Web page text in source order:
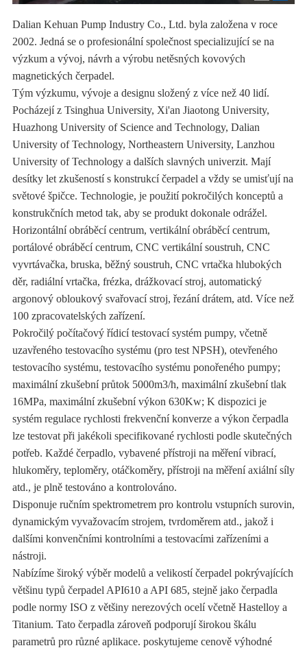
Dalian Kehuan Pump Industry Co., Ltd. byla založena v roce
2002. Jedná se o profesionální společnost specializující se na
výzkum a vývoj, návrh a výrobu netěsných kovových
magnetických čerpadel.
Tým výzkumu, vývoje a designu složený z více než 40 lidí.
Pocházejí z Tsinghua University, Xi'an Jiaotong University,
Huazhong University of Science and Technology, Dalian
University of Technology, Northeastern University, Lanzhou
University of Technology a dalších slavných univerzit. Mají
desítky let zkušeností s konstrukcí čerpadel a vždy se umisťují na
světové špičce. Technologie, je použití pokročilých konceptů a
konstrukčních metod tak, aby se produkt dokonale odrážel.
Horizontální obráběcí centrum, vertikální obráběcí centrum,
portálové obráběcí centrum, CNC vertikální soustruh, CNC
vyvrtávačka, bruska, běžný soustruh, CNC vrtačka hlubokých
děr, radiální vrtačka, frézka, drážkovací stroj, automatický
argonový obloukový svařovací stroj, řezání drátem, atd. Více než
100 zpracovatelských zařízení.
Pokročilý počítačový řídicí testovací systém pumpy, včetně
uzavřeného testovacího systému (pro test NPSH), otevřeného
testovacího systému, testovacího systému ponořeného pumpy;
maximální zkušební průtok 5000m3/h, maximální zkušební tlak
16MPa, maximální zkušební výkon 630Kw; K dispozici je
systém regulace rychlosti frekvenční konverze a výkon čerpadla
lze testovat při jakékoli specifikované rychlosti podle skutečných
potřeb. Každé čerpadlo, vybavené přístroji na měření vibrací,
hlukoměry, teploměry, otáčkoměry, přístroji na měření axiální síly
atd., je plně testováno a kontrolováno.
Disponuje ručním spektrometrem pro kontrolu vstupních surovin,
dynamickým vyvažovacím strojem, tvrdoměrem atd., jakož i
dalšími konvenčními kontrolními a testovacími zařízeními a
nástroji.
Nabízíme široký výběr modelů a velikostí čerpadel pokrývajících
většinu typů čerpadel API610 a API 685, stejně jako čerpadla
podle normy ISO z většiny nerezových ocelí včetně Hastelloy a
Titanium. Tato čerpadla zároveň podporují širokou škálu
parametrů pro různé aplikace. poskytujeme cenově výhodné